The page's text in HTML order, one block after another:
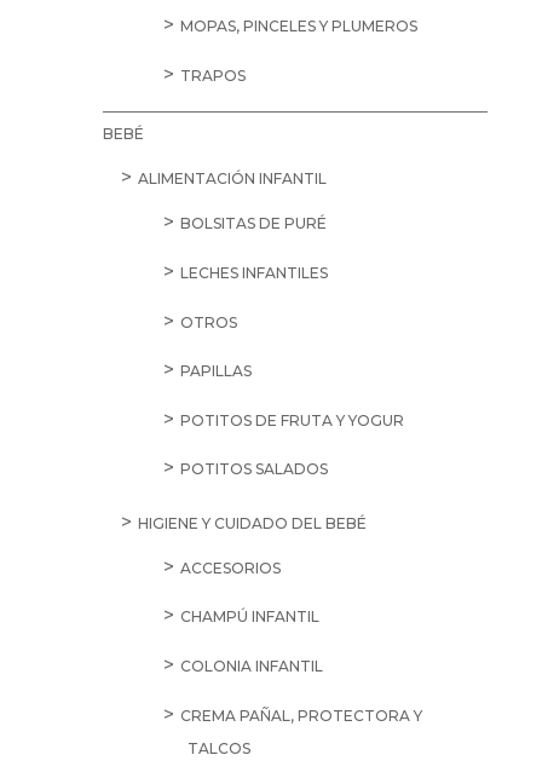
MOPAS, PINCELES Y PLUMEROS
TRAPOS
BEBÉ
ALIMENTACIÓN INFANTIL
BOLSITAS DE PURÉ
LECHES INFANTILES
OTROS
PAPILLAS
POTITOS DE FRUTA Y YOGUR
POTITOS SALADOS
HIGIENE Y CUIDADO DEL BEBÉ
ACCESORIOS
CHAMPÚ INFANTIL
COLONIA INFANTIL
CREMA PAÑAL, PROTECTORA Y
TALCOS